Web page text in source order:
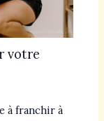
votre
à franchir à